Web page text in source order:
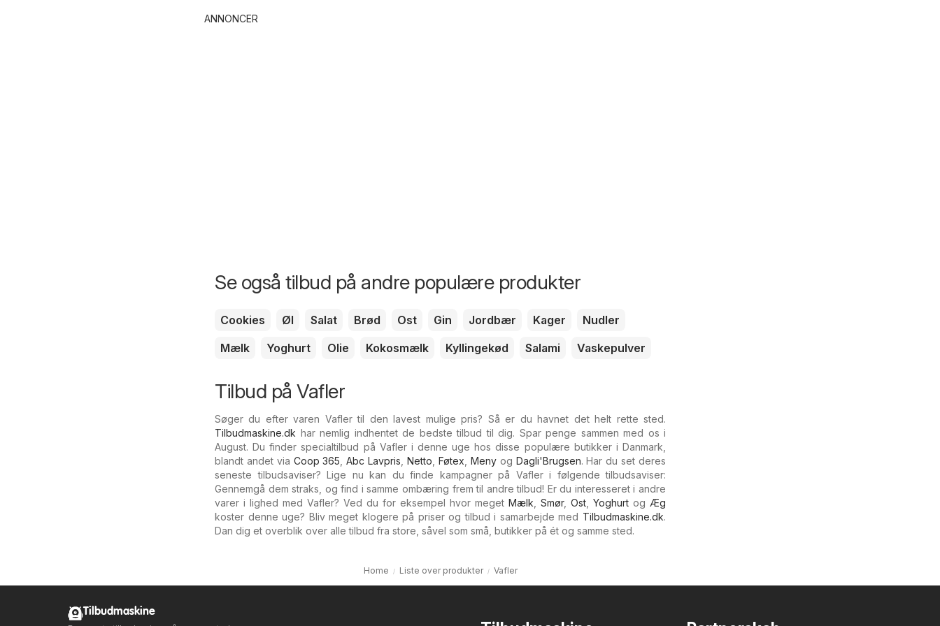
ANNONCER
Se også tilbud på andre populære produkter
Cookies Øl Salat Brød Ost Gin Jordbær Kager
Nudler
Mælk
Yoghurt Olie Kokosmælk Kyllingekød Salami Vaskepulver
Tilbud på Vafler
Søger du efter varen Vafler til den lavest mulige pris? Så er du havnet det helt rette sted.
Tilbudmaskine.dk har nemlig indhentet de bedste tilbud til dig. Spar penge sammen med os i
August. Du finder specialtilbud på Vafler i denne uge hos disse populære butikker i Danmark,
blandt andet via Coop 365 ,Abc Lavpris ,Netto Føtex Menyog Dagli'Brugsen. Har du set deres
seneste tilbudsaviser? Lige nu kan du finde kampagner på Vafler i følgende tilbudsaviser:
Gennemgå dem straks, og find i samme ombæring frem til andre tilbud! Er du interesseret i andre
varer i lighed med Vafler? Ved du for eksempel hvor meget Mælk Smør, Ost Yoghurt og Æg
koster denne uge? Bliv meget klogere på priser og tilbud i samarbejde med Tilbudmaskine.dk.
Dan dig et overblik over alle tilbud fra store, såvel som små, butikker på ét og samme sted.
Home Liste over produkter Vafler
Tilbudmaskine